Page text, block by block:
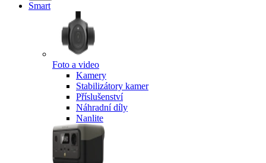
Smart
Foto a video
Kamery
Stabilizátory kamer
Příslušenství
Náhradní díly
Nanlite